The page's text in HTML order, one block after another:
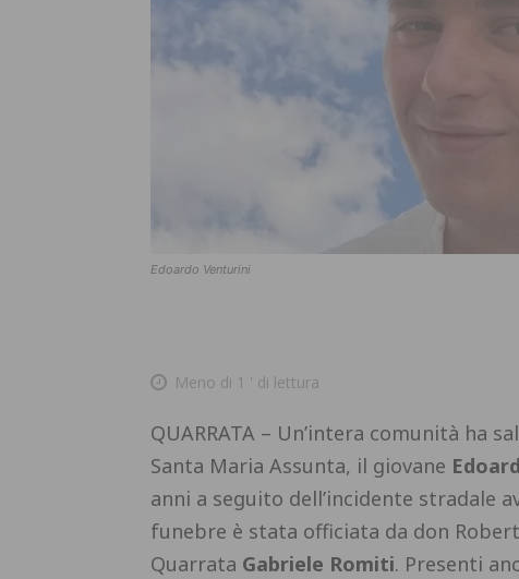
Edoardo Venturini
Meno di 1 ' di lettura
QUARRATA – Un’intera comunità ha
Santa Maria Assunta, il giovane
anni a seguito dell’incidente stradale
funebre è stata officiata da don
Quarrata Gabriele Romiti. Presenti